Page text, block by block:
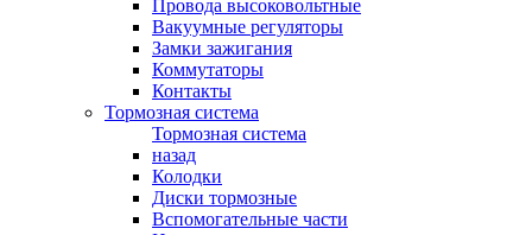
Провода высоковольтные
Вакуумные регуляторы
Замки зажигания
Коммутаторы
Контакты
Тормозная система
Тормозная система
назад
Колодки
Диски тормозные
Вспомогательные части